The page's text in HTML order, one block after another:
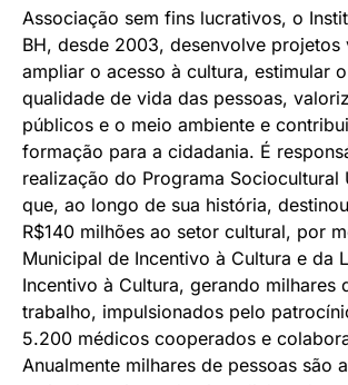
Associação sem fins lucrativos, o
BH, desde 2003, desenvolve projetos
ampliar o acesso à cultura, estimular
qualidade de vida das pessoas,
públicos e o meio ambiente e
formação para a cidadania. É
realização do Programa Sociocultural
que, ao longo de sua história,
R$140 milhões ao setor cultural, por
Municipal de Incentivo à Cultura e da
Incentivo à Cultura, gerando milhares
trabalho, impulsionados pelo
5.200 médicos cooperados e
Anualmente milhares de pessoas são